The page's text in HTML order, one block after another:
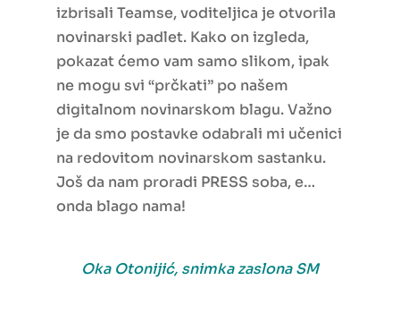
izbrisali Teamse, voditeljica je otvorila
novinarski padlet. Kako on izgleda,
pokazat ćemo vam samo slikom, ipak
ne mogu svi “prčkati” po našem
digitalnom novinarskom blagu. Važno
je da smo postavke odabrali mi učenici
na redovitom novinarskom sastanku.
Još da nam proradi PRESS soba, e…
onda blago nama!
Oka Otonijić, snimka zaslona SM